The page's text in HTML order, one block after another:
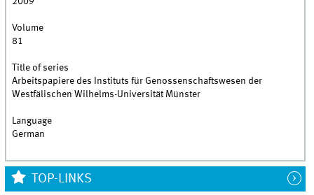
Volume
81
Title of series
Arbeitspapiere des Instituts für Genossenschaftswesen der
Westfälischen Wilhelms-Universität Münster
Language
German
TOP-LINKS